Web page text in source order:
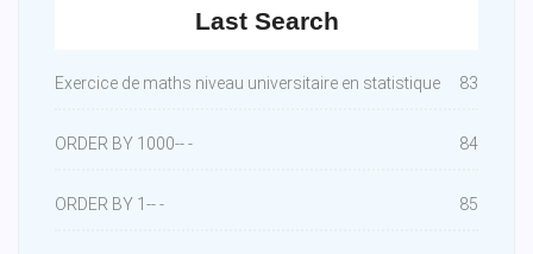
Last Search
Exercice de maths niveau universitaire en statistique 83
ORDER BY 1000-- - 84
ORDER BY 1-- - 85